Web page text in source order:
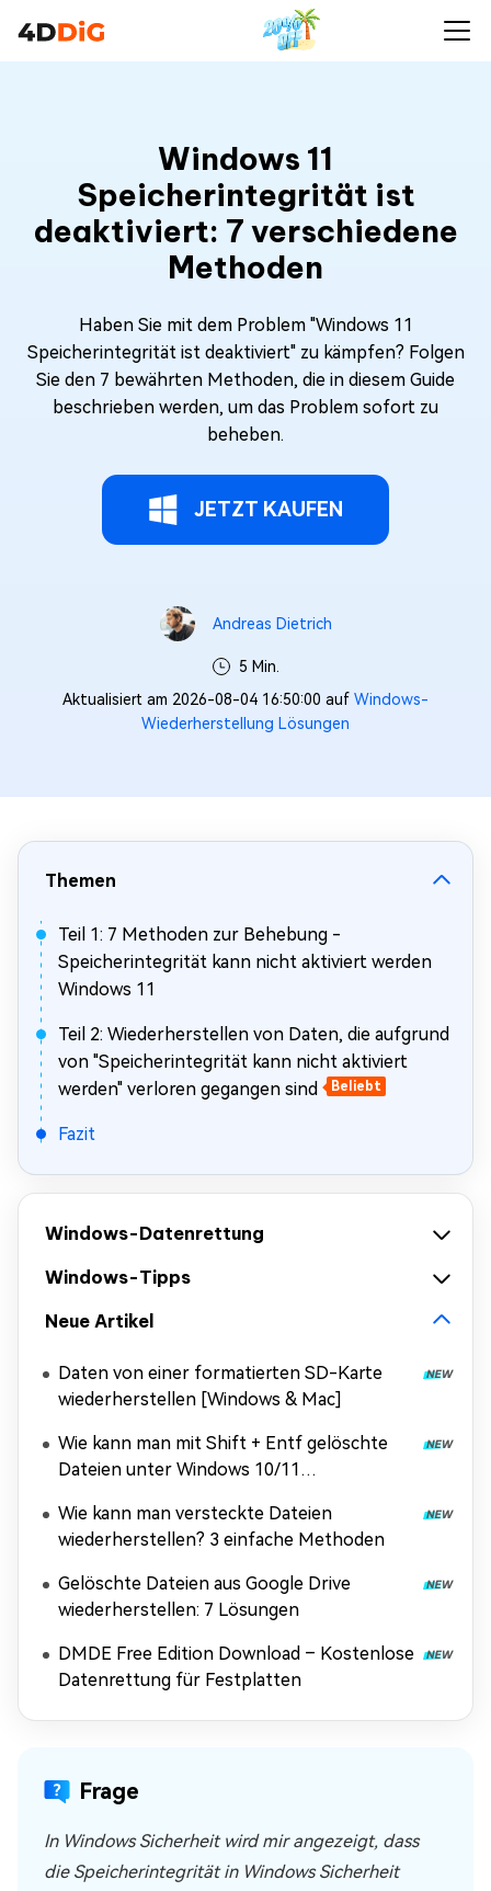
Windows 11
Speicherintegrität ist
deaktiviert: 7 verschiedene
Methoden
Haben Sie mit dem Problem "Windows 11
Speicherintegrität ist deaktiviert" zu kämpfen? Folgen
Sie den 7 bewährten Methoden, die in diesem Guide
beschrieben werden, um das Problem sofort zu
beheben.
JETZT KAUFEN
Andreas Dietrich
5 Min.
Aktualisiert am 2026-08-04 16:50:00 auf Windows-
Wiederherstellung Lösungen
Themen
Teil 1: 7 Methoden zur Behebung -
Speicherintegrität kann nicht aktiviert werden
Windows 11
Teil 2: Wiederherstellen von Daten, die aufgrund
von "Speicherintegrität kann nicht aktiviert
werden" verloren gegangen sind
Beliebt
Fazit
Windows-Datenrettung
Windows-Tipps
Neue Artikel
Daten von einer formatierten SD-Karte
wiederherstellen [Windows & Mac]
Wie kann man mit Shift + Entf gelöschte
Dateien unter Windows 10/11
Wie kann man versteckte Dateien
wiederherstellen? 3 einfache Methoden
Gelöschte Dateien aus Google Drive
wiederherstellen: 7 Lösungen
DMDE Free Edition Download – Kostenlose
Datenrettung für Festplatten
Frage
In Windows Sicherheit wird mir angezeigt, dass
die Speicherintegrität in Windows Sicherheit